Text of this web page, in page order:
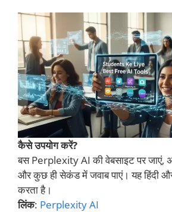
कैसे उपयोग करें?
बस Perplexity AI की वेबसाइट पर जाएं,
और कुछ ही सेकंड में जवाब पाएं। यह हिंदी
करता है।
लिंक: Perplexity AI